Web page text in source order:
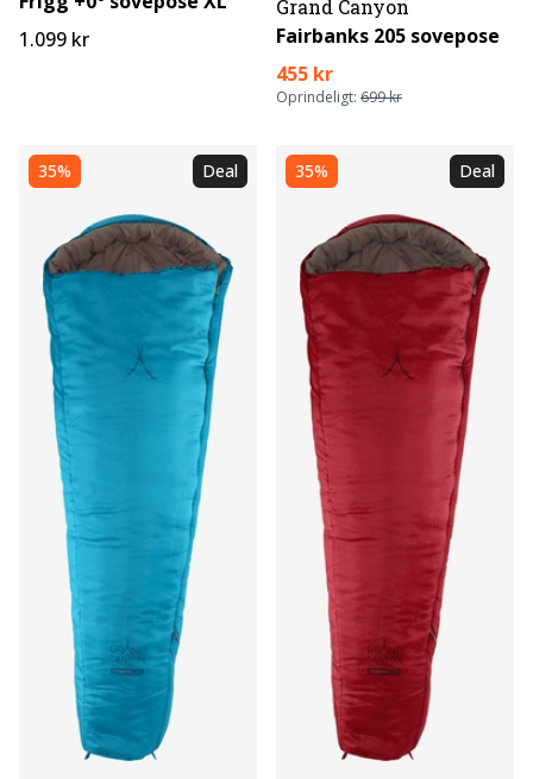
1.099 kr
Grand Canyon
Fairbanks 205 sovepose
455 kr
Oprindeligt: 699 kr
35% Deal 35% Deal